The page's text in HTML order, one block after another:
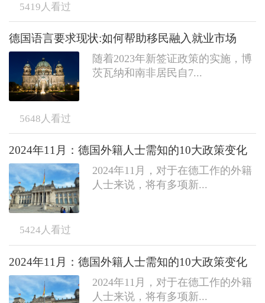
5419 人看过
德国语言要求现状:如何帮助移民融入就业市场
随着2023年新签证政策的实施，博
茨瓦纳和南非居民自7...
5648 人看过
2024年11月：德国外籍人士需知的10大政策变化
2024年11月，对于在德工作的外籍
人士来说，将有多项新...
5424 人看过
2024年11月：德国外籍人士需知的10大政策变化
2024年11月，对于在德工作的外籍
人士来说，将有多项新...